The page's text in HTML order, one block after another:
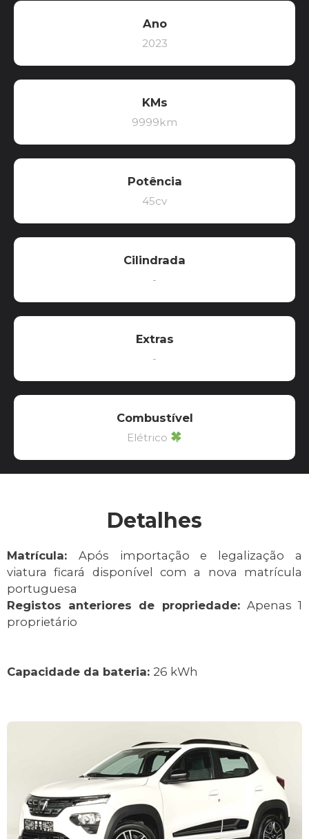
Ano
2023
KMs
9999km
Potência
45cv
Cilindrada
-
Extras
-
Combustível
Elétrico
Detalhes
Matrícula: Após importação e legalização a
viatura ficará disponível com a nova matrícula
portuguesa
Registos anteriores de propriedade: Apenas 1
proprietário
Capacidade da bateria: 26 kWh